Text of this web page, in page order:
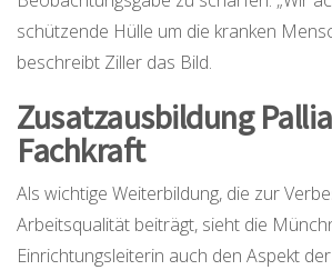
schützende Hülle um die kranken
beschreibt Ziller das Bild.
Zusatzausbildung
Fachkraft
Als wichtige Weiterbildung, die zur
Arbeitsqualität beiträgt, sieht die
Einrichtungsleiterin auch den Aspekt